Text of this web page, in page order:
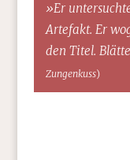
»Er
Artefakt. Er
den Titel.
Zungenkuss)